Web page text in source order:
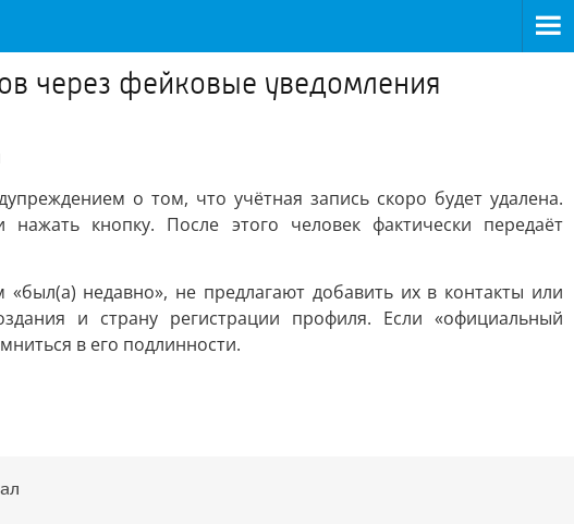
через фейковые уведомления
о том, что учётная запись скоро будет удалена.
кнопку. После этого человек фактически передаёт
недавно», не предлагают добавить их в контакты или
и страну регистрации профиля. Если «официальный
в его подлинности.